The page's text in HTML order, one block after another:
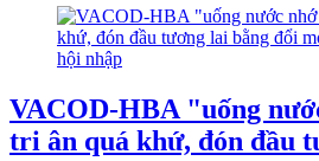
VACOD-HBA "uống
tri ân quá khứ, đón đầu